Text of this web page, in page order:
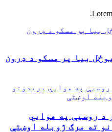
بیا پر مسکو د ډرون
بیا پر مسکو د ډرون
په هوایي بریدونو
اوښتې
د روسیې په هوایي
ته مرګ ژوبله اوښتې